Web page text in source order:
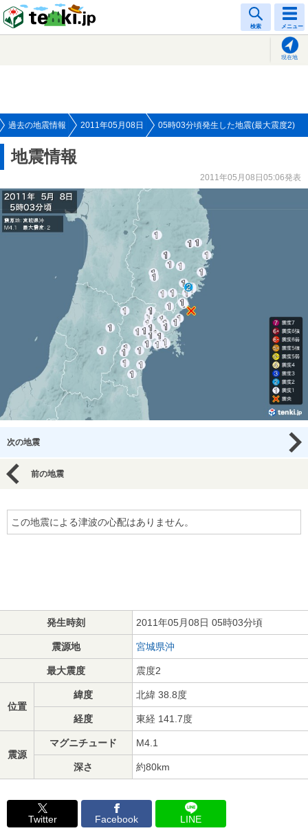
検索 メニュー
現在地
過去の地震情報 2011年05月08日 05時03分頃発生した地震(最大震度2)
地震情報
2011年05月08日05:06発表
次の地震
前の地震
この地震による津波の心配はありません。
発生時刻 2011年05月08日 05時03分頃
震源地 宮城県沖
最大震度 震度2
位置
緯度 北緯 38.8度
経度 東経 141.7度
震源
マグニチュード M4.1
深さ 約80km
Twitter Facebook LINE